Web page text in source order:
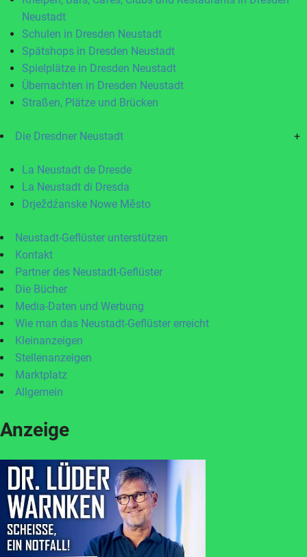
Neustadt
Schulen in Dresden Neustadt
Spätshops in Dresden Neustadt
Spielplätze in Dresden Neustadt
Übernachten in Dresden Neustadt
Straßen, Plätze und Brücken
Die Dresdner Neustadt +
La Neustadt de Dresde
La Neustadt di Dresda
Drježdźanske Nowe Město
Neustadt-Geflüster unterstützen
Kontakt
Partner des Neustadt-Geflüster
Die Bücher
Media-Daten und Werbung
Wie man das Neustadt-Geflüster erreicht
Kleinanzeigen
Stellenanzeigen
Marktplatz
Allgemein
Anzeige